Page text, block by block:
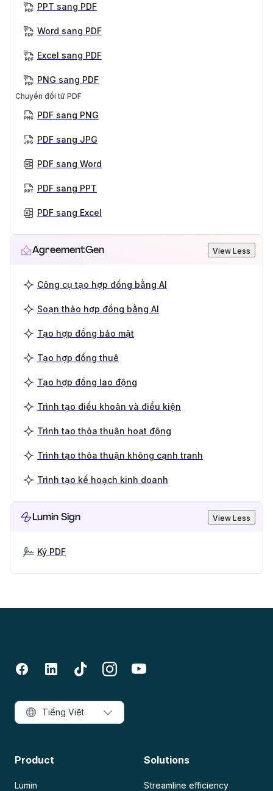
PPT sang PDF
Word sang PDF
Excel sang PDF
PNG sang PDF
Chuyển đổi từ PDF
PDF sang PNG
PDF sang JPG
PDF sang Word
PDF sang PPT
PDF sang Excel
AgreementGen View Less
Công cụ tạo hợp đồng bằng AI
Soạn thảo hợp đồng bằng AI
Tạo hợp đồng bảo mật
Tạo hợp đồng thuê
Tạo hợp đồng lao động
Trình tạo điều khoản và điều kiện
Trình tạo thỏa thuận hoạt động
Trình tạo thỏa thuận không cạnh tranh
Trình tạo kế hoạch kinh doanh
Lumin Sign View Less
Ký PDF
Product
Lumin
Solutions
Streamline efficiency
Tiếng Việt